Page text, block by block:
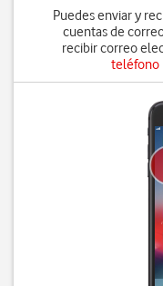
Puedes enviar y
cuentas de
recibir correo
teléfono